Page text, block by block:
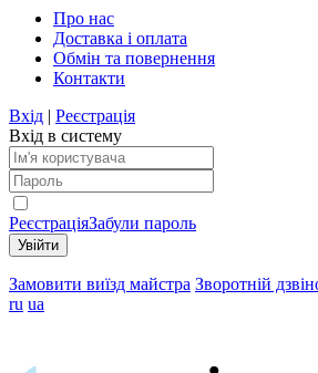
Про нас
Доставка і оплата
Обмін та повернення
Контакти
Вхід | Реєстрація
Вхід в систему
РеєстраціяЗабули пароль
Замовити виїзд майстра Зворотній
ru ua